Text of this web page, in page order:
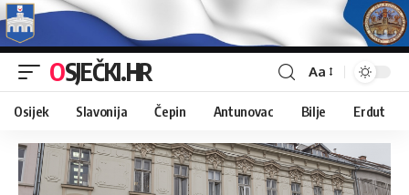
OSJEČKI.HR Aa
Osijek Slavonija Čepin Antunovac Bilje Erdut